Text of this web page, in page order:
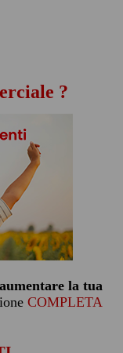
?
aumentare la tua
COMPLETA